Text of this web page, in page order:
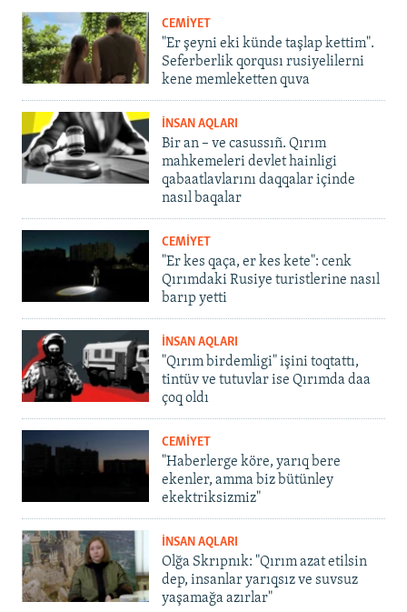
CEMİYET
"Er şeyni eki künde taşlap kettim".
Seferberlik qorqusı rusiyelilerni
kene memleketten quva
İNSAN AQLARI
Bir an – ve casussıñ. Qırım
mahkemeleri devlet hainligi
qabaatlavlarını daqqalar içinde
nasıl baqalar
CEMİYET
"Er kes qaça, er kes kete": cenk
Qırımdaki Rusiye turistlerine nasıl
barıp yetti
İNSAN AQLARI
"Qırım birdemligi" işini toqtattı,
tintüv ve tutuvlar ise Qırımda daa
çoq oldı
CEMİYET
"Haberlerge köre, yarıq bere
ekenler, amma biz bütünley
ekektriksizmiz"
İNSAN AQLARI
Olğa Skrıpnık: "Qırım azat etilsin
dep, insanlar yarıqsız ve suvsuz
yaşamağa azırlar"